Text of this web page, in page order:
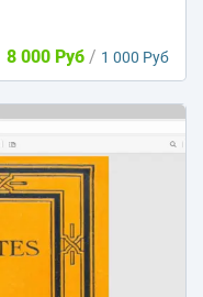
8 000 Руб / 1 000 Руб